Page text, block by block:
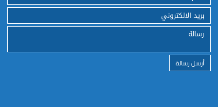
أرسل رسالة